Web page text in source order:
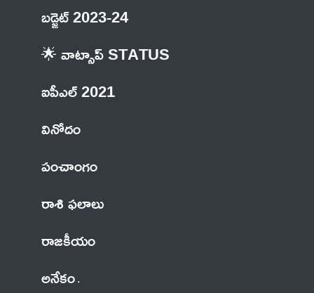
బడ్జెట్ 2023-24
🌟 వాట్సాప్ STATUS
ఐపీఎల్ 2021
వినోదం
పంచాంగం
రాశి ఫలాలు
రాజకీయం
అనేకం